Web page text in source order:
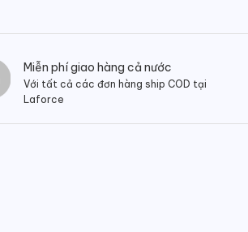
Miễn phí giao hàng cả nước
Với tất cả các đơn hàng ship COD tại
Laforce